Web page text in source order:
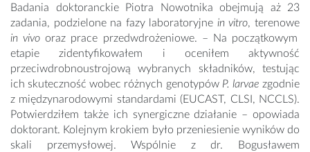
Badania doktoranckie Piotra Nowotnika obejmują aż 23
zadania, podzielone na fazy laboratoryjne in vitro, terenowe
in vivo oraz prace przedwdrożeniowe. – Na początkowym
etapie zidentyfikowałem i oceniłem aktywność
przeciwdrobnoustrojową wybranych składników, testując
ich skuteczność wobec różnych genotypów P. larvae zgodnie
z międzynarodowymi standardami (EUCAST, CLSI, NCCLS).
Potwierdziłem także ich synergiczne działanie – opowiada
doktorant. Kolejnym krokiem było przeniesienie wyników do
skali przemysłowej. Wspólnie z dr. Bogusławem